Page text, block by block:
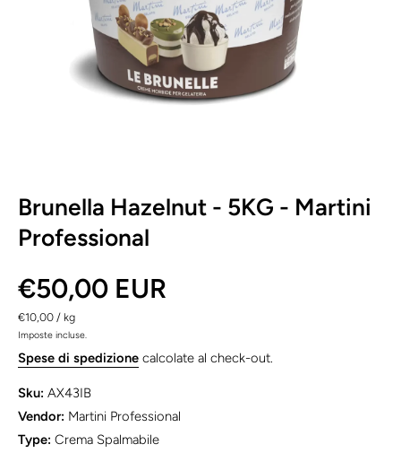
Brunella Hazelnut - 5KG - Martini
Professional
€50,00 EUR
€10,00 / per
kg
Imposte incluse.
Spese di spedizione calcolate al check-out.
Sku: AX43IB
Vendor: Martini Professional
Type: Crema Spalmabile